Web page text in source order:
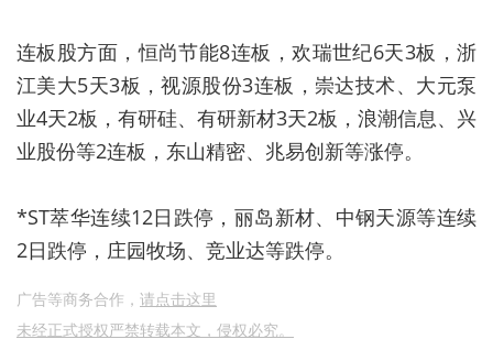
连板股方面，恒尚节能8连板，欢瑞世纪6天3板，浙
江美大5天3板，视源股份3连板，崇达技术、大元泵
业4天2板，有研硅、有研新材3天2板，浪潮信息、兴
业股份等2连板，东山精密、兆易创新等涨停。
*ST萃华连续12日跌停，丽岛新材、中钢天源等连续
2日跌停，庄园牧场、竞业达等跌停。
广告等商务合作， 请点击这里
未经正式授权严禁转载本文，侵权必究。